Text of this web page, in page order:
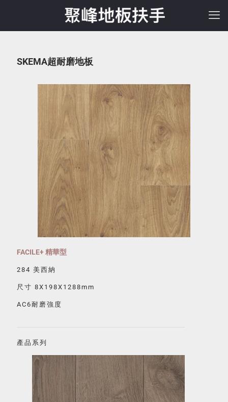
SKEMA超耐磨地板
FACILE+ 精華型
284 美西納
尺寸 8X198X1288mm
AC6耐磨強度
產品系列